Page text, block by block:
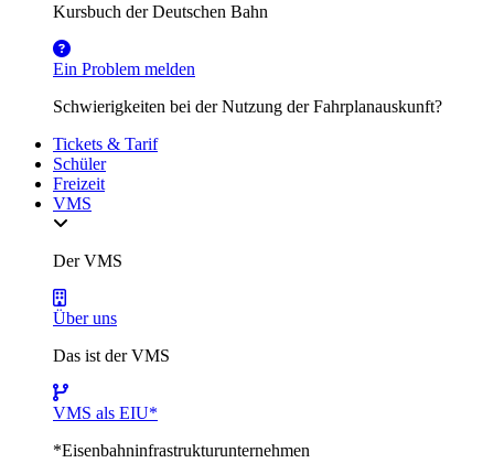
Kursbuch der Deutschen Bahn
Ein Problem melden
Schwierigkeiten bei der Nutzung der Fahrplanauskunft?
Tickets & Tarif
Schüler
Freizeit
VMS
Der VMS
Über uns
Das ist der VMS
VMS als EIU*
*Eisenbahninfrastrukturunternehmen